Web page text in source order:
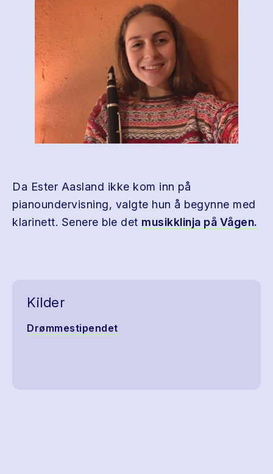
Da Ester Aasland ikke kom inn på
pianoundervisning, valgte hun å begynne med
klarinett. Senere ble det musikklinja på Vågen.
Kilder
Drømmestipendet